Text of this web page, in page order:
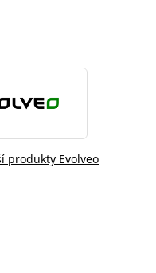
produkty Evolveo